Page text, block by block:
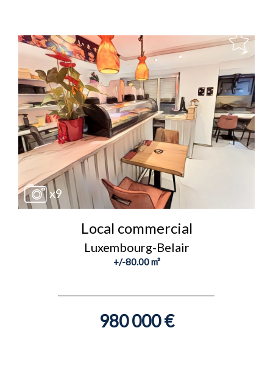
x9
Local commercial
Luxembourg-Belair
+/-80.00 m²
980 000 €